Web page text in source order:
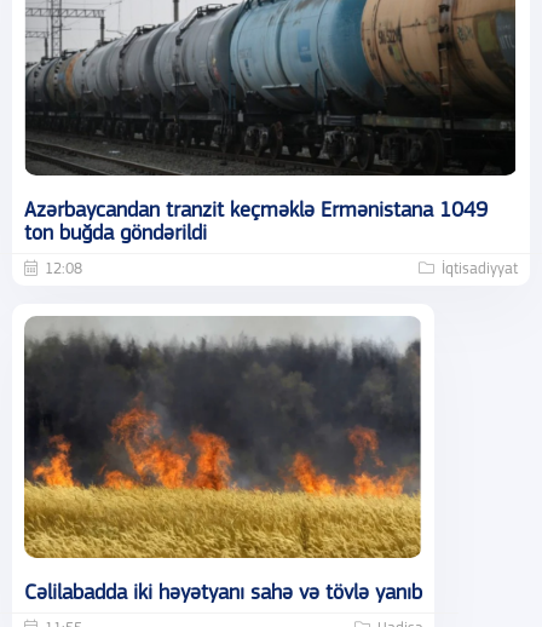
Azərbaycandan tranzit keçməklə Ermənistana 1049
ton buğda göndərildi
12:08 İqtisadiyyat
Cəlilabadda iki həyətyanı sahə və tövlə yanıb